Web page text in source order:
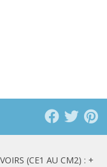
(CE1 AU CM2) : +